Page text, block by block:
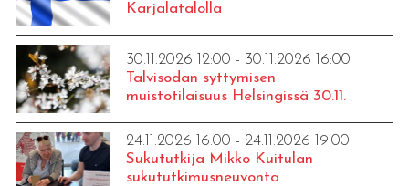
Karjalatalolla
30.11.2026 12:00 - 30.11.2026 16:00
Talvisodan syttymisen
muistotilaisuus Helsingissä 30.11.
24.11.2026 16:00 - 24.11.2026 19:00
Sukututkija Mikko Kuitulan
sukututkimusneuvonta